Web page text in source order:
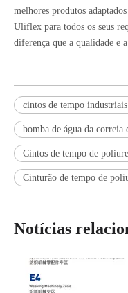
melhores produtos
Uliflex para todos os seus
diferença que a qualidade e
cintos de tempo industriais
bomba de água da correia
Cintos de tempo de
Cinturão de tempo de
Notícias
Como escolher os cintos
As correias de tempo